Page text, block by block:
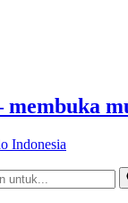
Indonesia